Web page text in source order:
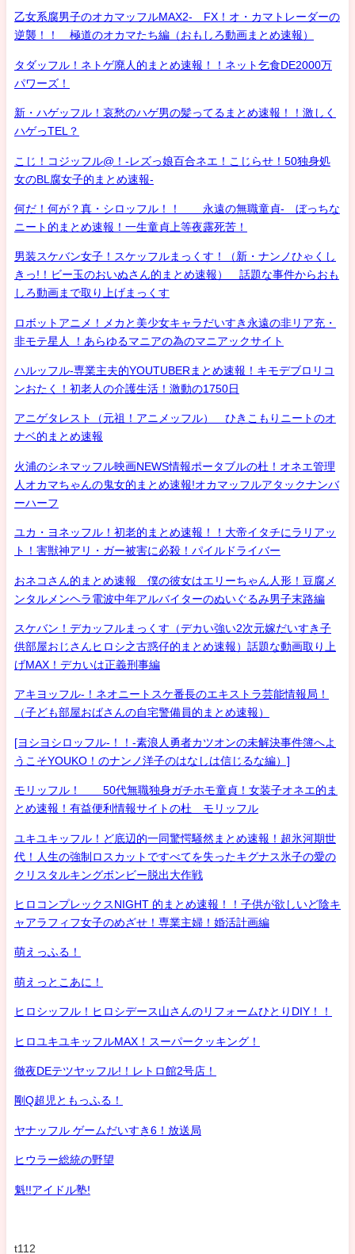
乙女系腐男子のオカマッフルMAX2- FX！オ・カマトレーダーの
逆襲！！ 極道のオカマたち編（おもしろ動画まとめ速報）
タダッフル！ネトゲ廃人的まとめ速報！！ネット乞食DE2000万
パワーズ！
新・ハゲッフル！哀愁のハゲ男の髪ってるまとめ速報！！激しく
ハゲっTEL？
こじ！コジッフル@！-レズっ娘百合ネエ！こじらせ！50独身処
女のBL腐女子的まとめ速報-
何だ！何が？真・シロッフル！！ 永遠の無職童貞- ぼっちな
ニート的まとめ速報！一生童貞上等夜露死苦！
男装スケバン女子！スケッフルまっくす！（新・ナンノひゃくし
きっ!！ビー玉のおいぬさん的まとめ速報） 話題な事件からおも
しろ動画まで取り上げまっくす
ロボットアニメ！メカと美少女キャラだいすき永遠の非リア充・
非モテ星人 ！あらゆるマニアの為のマニアックサイト
ハルッフル-専業主夫的YOUTUBERまとめ速報！キモデブロリコ
ンおたく！初老人の介護生活！激動の1750日
アニゲタレスト（元祖！アニメッフル） ひきこもりニートのオ
ナベ的まとめ速報
火浦のシネマッフル映画NEWS情報ポータブルの杜！オネエ管理
人オカマちゃんの鬼女的まとめ速報!オカマッフルアタックナンバ
ーハーフ
ユカ・ヨネッフル！初老的まとめ速報！！大帝イタチにラリアッ
ト！害獣神アリ・ガー被害に必殺！パイルドライバー
おネコさん的まとめ速報 僕の彼女はエリーちゃん人形！豆腐メ
ンタルメンヘラ電波中年アルバイターのぬいぐるみ男子末路編
スケバン！デカッフルまっくす（デカい強い2次元嫁だいすき子
供部屋おじさんヒロシ之古惑仔的まとめ速報）話題な動画取り上
げMAX！デカいは正義刑事編
アキヨッフル-！ネオニートスケ番長のエキストラ芸能情報局！
（子ども部屋おばさんの自宅警備員的まとめ速報）
[ヨシヨシロッフル-！！-素浪人勇者カツオンの未解決事件簿へよ
うこそYOUKO！のナンノ洋子のはなしは信じるな編）]
モリッフル！ 50代無職独身ガチホモ童貞！女装子オネエ的ま
とめ速報！有益便利情報サイトの杜 モリッフル
ユキユキッフル！ど底辺的一同驚愕騒然まとめ速報！超氷河期世
代！人生の強制ロスカットですべてを失ったキグナス氷子の愛の
クリスタルキングボンビー脱出大作戦
ヒロコンプレックスNIGHT 的まとめ速報！！子供が欲しいど陰キ
ャアラフィフ女子のめざせ！専業主婦！婚活計画編
萌えっふる！
萌えっとこあに！
ヒロシッフル！ヒロシデース山さんのリフォームひとりDIY！！
ヒロユキユキッフルMAX！スーパークッキング！
徹夜DEテツヤッフル!！レトロ館2号店！
剛Q超児ともっふる！
ヤナッフル ゲームだいすき6！放送局
ヒウラー総統の野望
魁!!アイドル塾!
t112